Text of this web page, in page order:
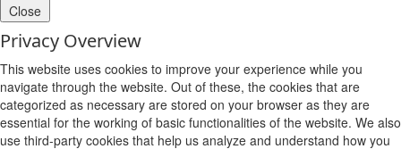
Close
Privacy Overview
This website uses cookies to improve your experience while you
navigate through the website. Out of these, the cookies that are
categorized as necessary are stored on your browser as they are
essential for the working of basic functionalities of the website. We also
use third-party cookies that help us analyze and understand how you